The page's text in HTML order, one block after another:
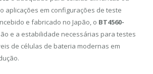
aplicações em configurações de teste
e fabricado no Japão, o BT4560-
e a estabilidade necessárias para testes
​​de células de bateria modernas em